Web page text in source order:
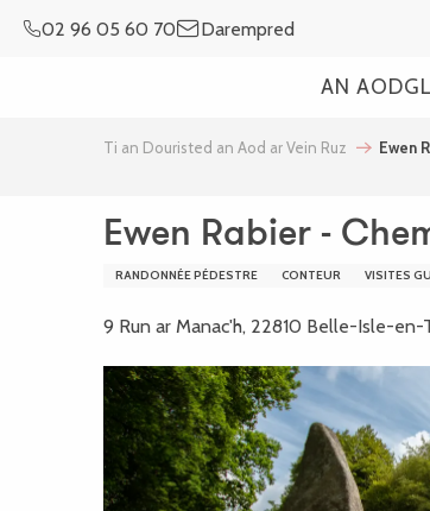
02 96 05 60 70 Darempred
AN AOD
Ti an Douristed an Aod ar Vein Ruz Ewen
Ewen Rabier -
RANDONNÉE PÉDESTRE CONTEUR VISITES
9 Run ar Manac'h, 22810 Belle-Isle-en-